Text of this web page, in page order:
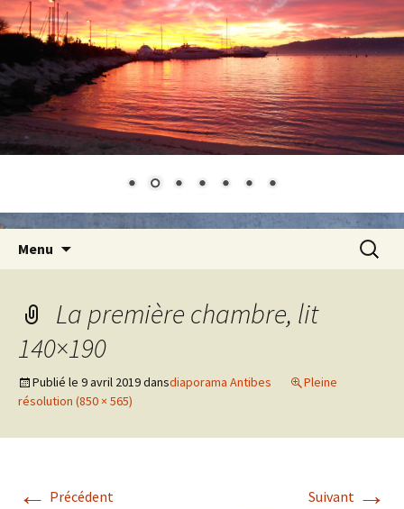
Menu
La première chambre, lit
140×190
Publié le 9 avril 2019dansdiaporama Antibes
Pleine
résolution (850 × 565)
← Précédent Suivant →